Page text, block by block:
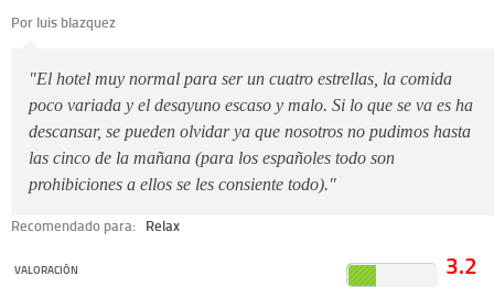
Por luis blazquez
"El hotel muy normal para ser un cuatro estrellas, la comida
poco variada y el desayuno escaso y malo. Si lo que se va es ha
descansar, se pueden olvidar ya que nosotros no pudimos hasta
las cinco de la mañana (para los españoles todo son
prohibiciones a ellos se les consiente todo)."
Recomendado para: Relax
VALORACIÓN 3.2